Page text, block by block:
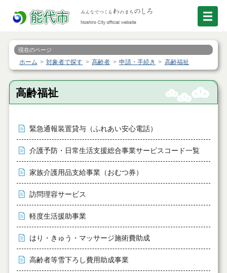
現在のページ
ホーム 対象者で探す 高齢者 申請・手続き 高齢福祉
高齢福祉
緊急通報装置貸与（ふれあい安心電話）
介護予防・日常生活支援総合事業サービスコード一覧
家族介護用品支給事業（おむつ券）
訪問理容サービス
軽度生活援助事業
はり・きゅう・マッサージ施術費助成
高齢者等雪下ろし費用助成事業